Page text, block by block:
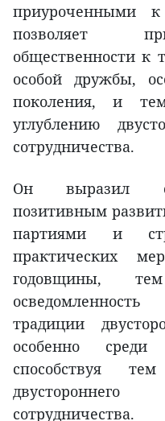
приуроченными
позволяет
общественности к
особой дружбы,
поколения, и
углублению
сотрудничества.
Он выразил
позитивным
партиями и
практических
годовщины,
традиции
особенно среди
способствуя
сотрудничества.